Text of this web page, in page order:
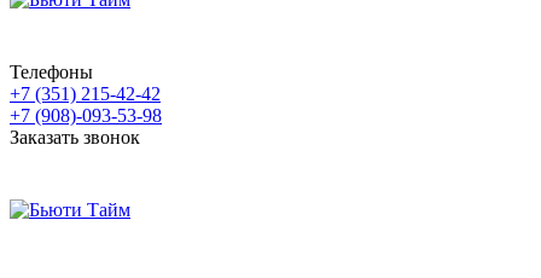
Телефоны
+7 (351) 215-42-42
+7 (908)-093-53-98
Заказать звонок